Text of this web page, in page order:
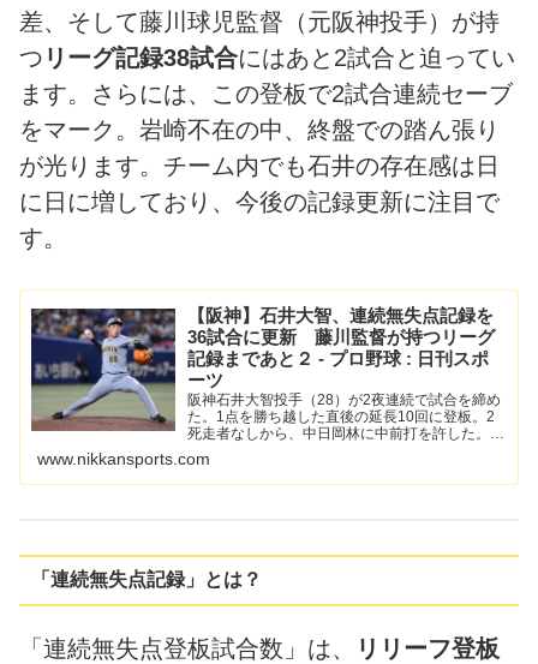
差、そして藤川球児監督（元阪神投手）が持
つ リーグ記録38試合にはあと2試合と迫ってい
ます。さらには、この登板で2試合連続セーブ
をマーク。岩崎不在の中、終盤での踏ん張り
が光ります。チーム内でも石井の存在感は日
に日に増しており、今後の記録更新に注目で
す。
【阪神】石井大智、連続無失点記録を
36試合に更新 藤川監督が持つリーグ
記録まであと２ - プロ野球 : 日刊スポ
ーツ
阪神石井大智投手（28）が2夜連続で試合を締め
た。1点を勝ち越した直後の延長10回に登板。2
死走者なしから、中日岡林に中前打を許した。2
のニュースサイト、ニッカンスポーツ・コム
（nikkans...
www.nikkansports.com
「連続無失点記録」とは？
「連続無失点登板試合数」は、
リリーフ登板